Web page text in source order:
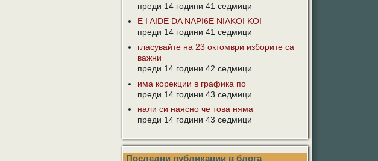
преди 14 години 41 седмици
E I AIDE DA NAPI6E NIAKOI KOI
преди 14 години 41 седмици
гласувайте на 23 октомври изборите са
важни
преди 14 години 42 седмици
има корекции в графика по
преди 14 години 43 седмици
нали си наясно че това няма
преди 14 години 43 седмици
Последни публикации в блога